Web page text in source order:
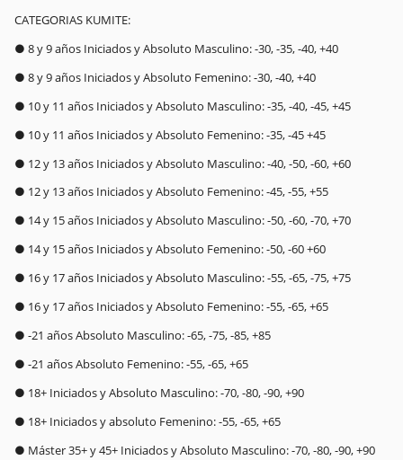
CATEGORIAS KUMITE:
● 8 y 9 años Iniciados y Absoluto Masculino: -30, -35, -40, +40
● 8 y 9 años Iniciados y Absoluto Femenino: -30, -40, +40
● 10 y 11 años Iniciados y Absoluto Masculino: -35, -40, -45, +45
● 10 y 11 años Iniciados y Absoluto Femenino: -35, -45 +45
● 12 y 13 años Iniciados y Absoluto Masculino: -40, -50, -60, +60
● 12 y 13 años Iniciados y Absoluto Femenino: -45, -55, +55
● 14 y 15 años Iniciados y Absoluto Masculino: -50, -60, -70, +70
● 14 y 15 años Iniciados y Absoluto Femenino: -50, -60 +60
● 16 y 17 años Iniciados y Absoluto Masculino: -55, -65, -75, +75
● 16 y 17 años Iniciados y Absoluto Femenino: -55, -65, +65
● -21 años Absoluto Masculino: -65, -75, -85, +85
● -21 años Absoluto Femenino: -55, -65, +65
● 18+ Iniciados y Absoluto Masculino: -70, -80, -90, +90
● 18+ Iniciados y absoluto Femenino: -55, -65, +65
● Máster 35+ y 45+ Iniciados y Absoluto Masculino: -70, -80, -90, +90